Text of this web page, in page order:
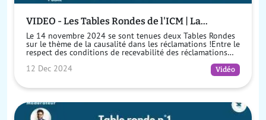
VIDEO - Les Tables Rondes de l'ICM | La
causalité à l'épreuve de la pratique des projets
Le 14 novembre 2024 se sont tenues deux Tables Rondes
sur le thème de la causalité dans les réclamations !Entre le
respect des conditions de recevabilité des réclamations
12 Dec 2024 Vidéo